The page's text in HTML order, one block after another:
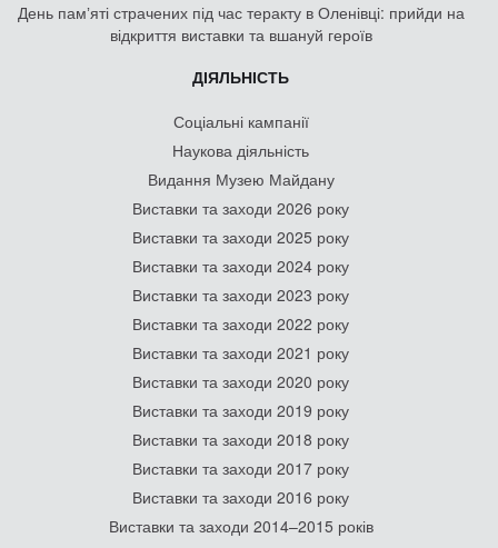
День памʼяті страчених під час теракту в Оленівці: прийди на
відкриття виставки та вшануй героїв
ДІЯЛЬНІСТЬ
Соціальні кампанії
Наукова діяльність
Видання Музею Майдану
Виставки та заходи 2026 року
Виставки та заходи 2025 року
Виставки та заходи 2024 року
Виставки та заходи 2023 року
Виставки та заходи 2022 року
Виставки та заходи 2021 року
Виставки та заходи 2020 року
Виставки та заходи 2019 року
Виставки та заходи 2018 року
Виставки та заходи 2017 року
Виставки та заходи 2016 року
Виставки та заходи 2014–2015 років